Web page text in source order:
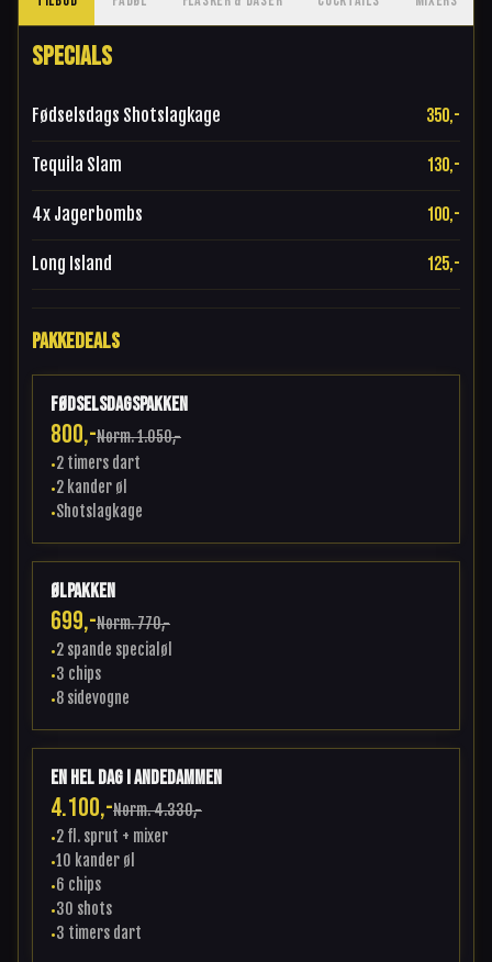
SPECIALS
Fødselsdags Shotslagkage 350,-
Tequila Slam 130,-
4x Jagerbombs 100,-
Long Island 125,-
PAKKEDEALS
Fødselsdagspakken
800,-Norm.1.050,-
•2 timers dart
•2 kander øl
•Shotslagkage
Ølpakken
699,-Norm.770,-
•2 spande specialøl
•3 chips
•8 sidevogne
En hel dag i andedammen
4.100,-Norm.4.330,-
•2 fl. sprut + mixer
•10 kander øl
•6 chips
•30 shots
•3 timers dart